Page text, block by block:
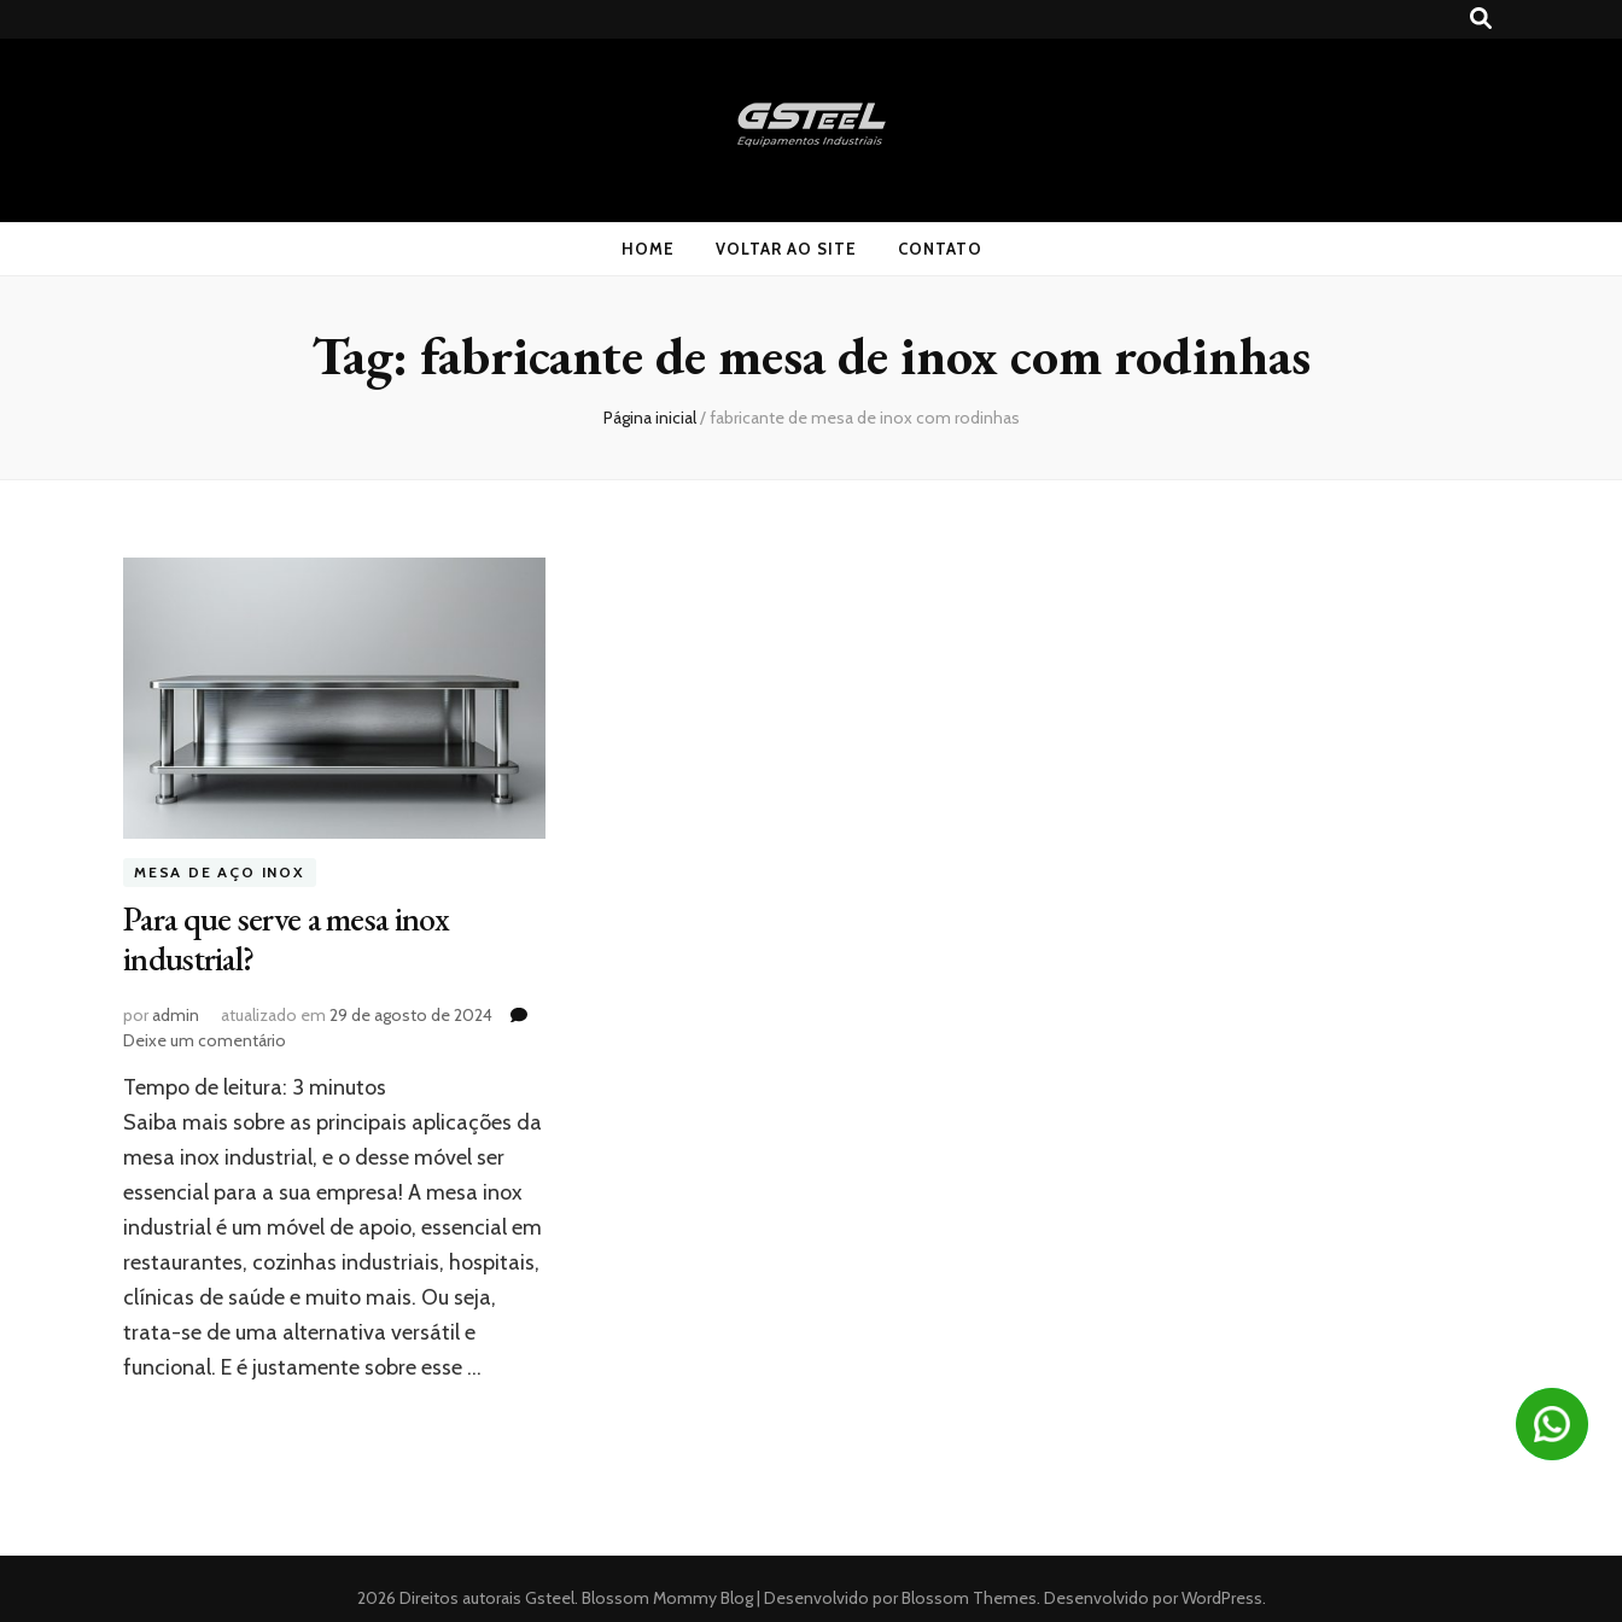
Gsteel HOME VOLTAR AO SITE CONTATO
Tag: fabricante de mesa de inox com rodinhas
Página inicial/fabricante de mesa de inox com rodinhas
MESA DE AÇO INOX
Para que serve a mesa inox
industrial?
poradmin atualizado em 29 de agosto de 2024
Deixe um comentário
que
serve
mesa
inox
industrial?
Tempo de leitura: 3 minutos
Saiba mais sobre as principais aplicações da
mesa inox industrial, e o desse móvel ser
essencial para a sua empresa! A mesa inox
industrial é um móvel de apoio, essencial em
restaurantes, cozinhas industriais, hospitais,
clínicas de saúde e muito mais. Ou seja,
trata-se de uma alternativa versátil e
funcional. E é justamente sobre esse …
2026 Direitos autorais Gsteel. Blossom Mommy Blog | Desenvolvido porBlossom Themes. Desenvolvido porWordPress.